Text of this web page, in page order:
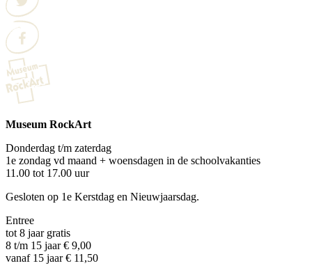
Museum RockArt
Donderdag t/m zaterdag
1e zondag vd maand + woensdagen in de schoolvakanties
11.00 tot 17.00 uur
Gesloten op 1e Kerstdag en Nieuwjaarsdag.
Entree
tot 8 jaar gratis
8 t/m 15 jaar € 9,00
vanaf 15 jaar € 11,50